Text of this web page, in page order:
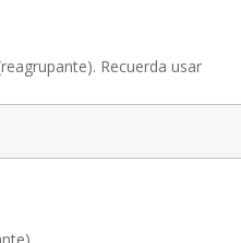
Recuerda usar